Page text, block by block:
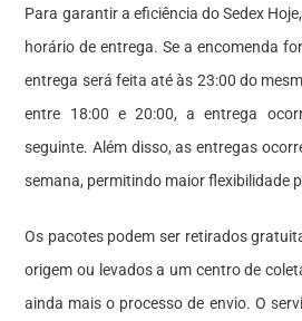
Para garantir a eficiência do Sedex
horário de entrega. Se a encomenda
entrega será feita até às 23:00 do
entre 18:00 e 20:00, a entrega
seguinte. Além disso, as entregas
semana, permitindo maior flexibilidade
Os pacotes podem ser retirados
origem ou levados a um centro de
ainda mais o processo de envio. O